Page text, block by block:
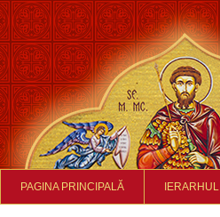
PAGINA PRINCIPALĂ IERARHUL